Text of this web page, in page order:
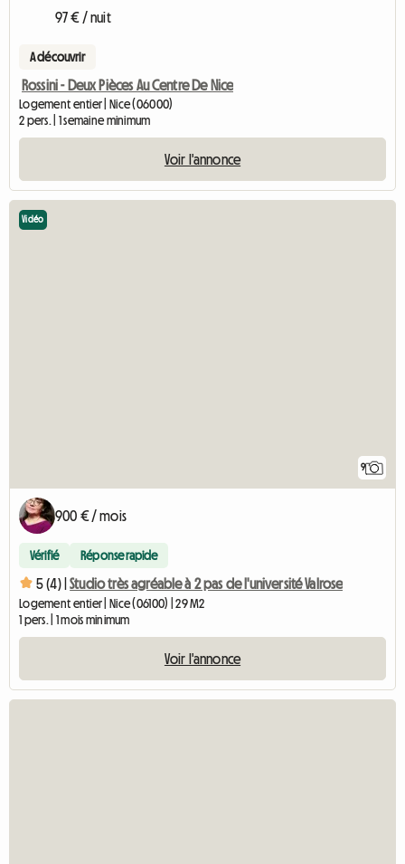
97 € / nuit
A découvrir
Rossini - Deux Pièces Au Centre De Nice
Logement entier | Nice (06000)
2 pers. | 1 semaine minimum
Voir l'annonce
9
Vidéo
900 € / mois
Vérifié Réponse rapide
5 (4) | Studio très agréable à 2 pas de l'université Valrose
Logement entier | Nice (06100) | 29 M2
1 pers. | 1 mois minimum
Voir l'annonce